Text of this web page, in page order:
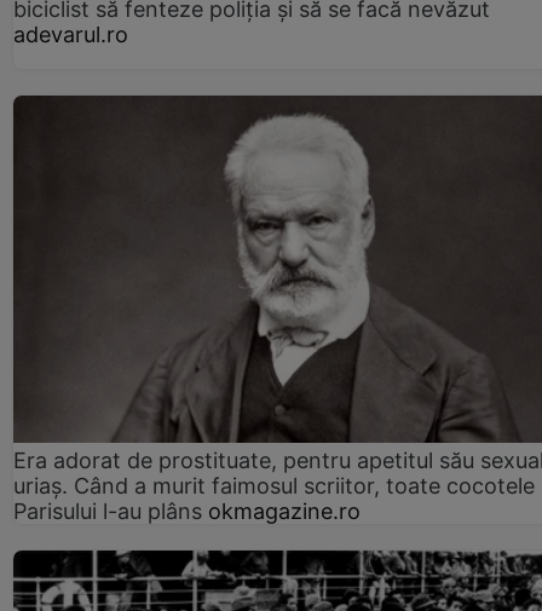
biciclist să fenteze poliția și să se facă nevăzut
adevarul.ro
Era adorat de prostituate, pentru apetitul său
uriaș. Când a murit faimosul scriitor, toate cocotele
Parisului l-au plâns okmagazine.ro